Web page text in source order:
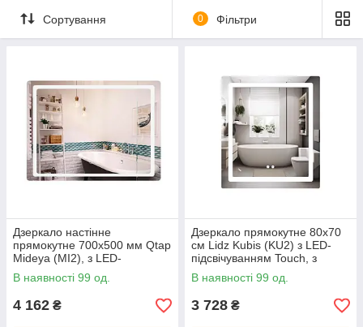
Дзеркала-шафи:
Практичне рішення для зберігання
косметики в невеликих санвузлах.
основі срібла, яке не темніє згодом і має високу чіткість
відбиття без спотворень.
Сортування 0 Фільтри
Дзеркало настінне
прямокутне 700х500 мм Qtap
Mideya (MI2), з LED-
підсвічуванням Touch сенсор,
антизапітнінням
В наявності 99 од.
4 162 ₴
Дзеркало прямокутне 80х70
см Lidz Kubis (KU2) з LED-
підсвічуванням Touch, з
антизапотіванням, з
димером, рег. яскравості
В наявності 99 од.
3 728 ₴